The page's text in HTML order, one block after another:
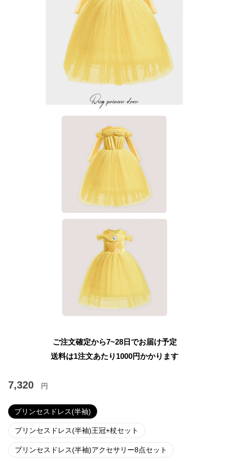
ご注文確定から7~28日でお届け予定
送料は1注文あたり 1000円かかります
7,320 円
プリンセスドレス(半袖)
プリンセスドレス(半袖)王冠+杖セット
プリンセスドレス(半袖)アクセサリー8点セット